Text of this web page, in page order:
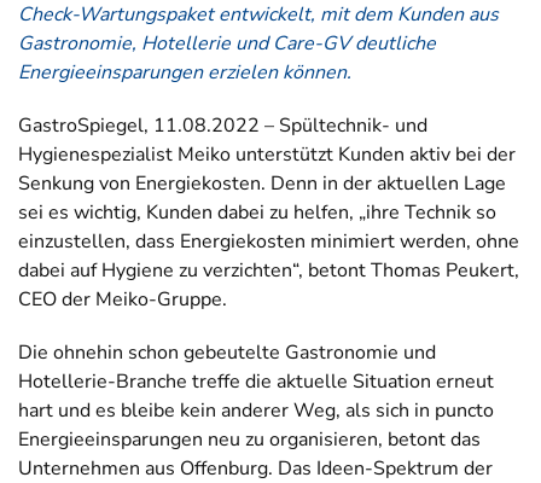
Check-Wartungspaket entwickelt, mit dem Kunden aus
Gastronomie, Hotellerie und Care-GV deutliche
Energieeinsparungen erzielen können.
GastroSpiegel, 11.08.2022 – Spültechnik- und
Hygienespezialist Meiko unterstützt Kunden aktiv bei der
Senkung von Energiekosten. Denn in der aktuellen Lage
sei es wichtig, Kunden dabei zu helfen, „ihre Technik so
einzustellen, dass Energiekosten minimiert werden, ohne
dabei auf Hygiene zu verzichten“, betont Thomas Peukert,
CEO der Meiko-Gruppe.
Die ohnehin schon gebeutelte Gastronomie und
Hotellerie-Branche treffe die aktuelle Situation erneut
hart und es bleibe kein anderer Weg, als sich in puncto
Energieeinsparungen neu zu organisieren, betont das
Unternehmen aus Offenburg. Das Ideen-Spektrum der